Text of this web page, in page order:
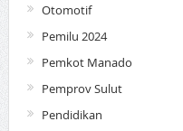
Otomotif
Pemilu 2024
Pemkot Manado
Pemprov Sulut
Pendidikan